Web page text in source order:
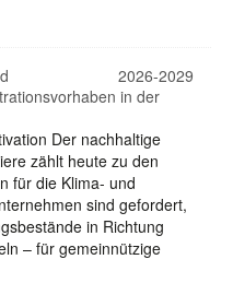
2026-2029
in der
Der nachhaltige
zählt heute zu den
für die Klima- und
sind gefordert,
in Richtung
– für gemeinnützige